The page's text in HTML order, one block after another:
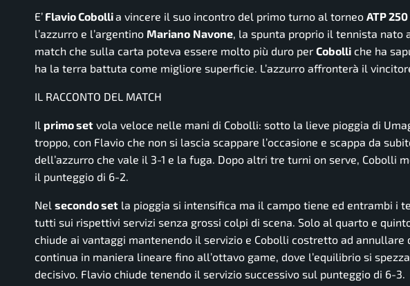
E’ Flavio Cobollia vincere il suo incontro del primo turno al torneo ATP
l’azzurro e l’argentino Mariano Navone , la spunta proprio il tennista nato
match che sulla carta poteva essere molto più duro per Cobolli che ha
ha la terra battuta come migliore superficie. L’azzurro affronterà il
IL RACCONTO DEL MATCH
Il primo set vola veloce nelle mani di Cobolli: sotto la lieve pioggia di
troppo, con Flavio che non si lascia scappare l’occasione e scappa da
dell’azzurro che vale il 3-1 e la fuga. Dopo altri tre turni on serve, Cobolli
il punteggio di 6-2.
Nel secondo set la pioggia si intensifica ma il campo tiene ed entrambi i
tutti sui rispettivi servizi senza grossi colpi di scena. Solo al quarto e
chiude ai vantaggi mantenendo il servizio e Cobolli costretto ad
continua in maniera lineare fino all’ottavo game, dove l’equilibrio si
decisivo. Flavio chiude tenendo il servizio successivo sul punteggio di 6-3.